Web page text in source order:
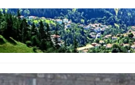
БЪЛГАРИЯ
Полицията алармира за нова
схема с фалшиви лечители и
„вълшебни“ мехлеми
БЪЛГАРИЯ